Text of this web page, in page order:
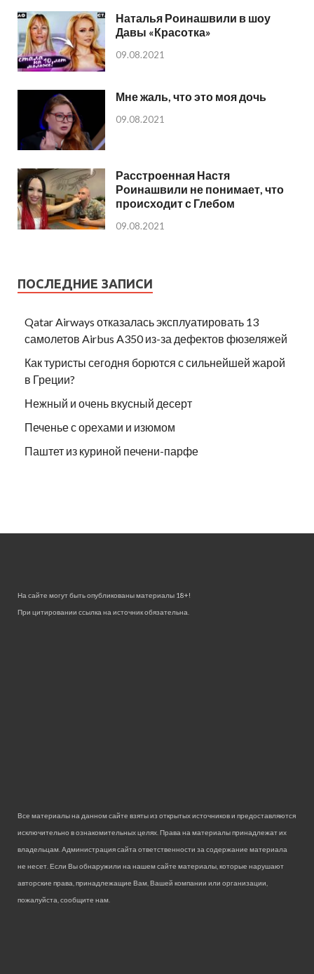
Наталья Роинашвили в шоу
Давы «Красотка»
09.08.2021
Мне жаль, что это моя дочь
09.08.2021
Расстроенная Настя
Роинашвили не понимает, что
происходит с Глебом
09.08.2021
ПОСЛЕДНИЕ ЗАПИСИ
Qatar Airways отказалась эксплуатировать 13
самолетов Airbus A350 из-за дефектов фюзеляжей
Как туристы сегодня борются с сильнейшей жарой
в Греции?
Нежный и очень вкусный десерт
Печенье с орехами и изюмом
Паштет из куриной печени-парфе
На сайте могут быть опубликованы материалы 18+!
При цитировании ссылка на источник обязательна.
Все материалы на данном сайте взяты из открытых источников и предоставляются
исключительно в ознакомительных целях. Права на материалы принадлежат их
владельцам. Администрация сайта ответственности за содержание материала
не несет. Если Вы обнаружили на нашем сайте материалы, которые нарушают
авторские права, принадлежащие Вам, Вашей компании или организации,
пожалуйста, сообщите нам.